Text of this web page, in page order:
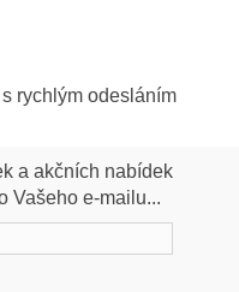
rychlým odesláním
a akčních nabídek
Vašeho e-mailu...